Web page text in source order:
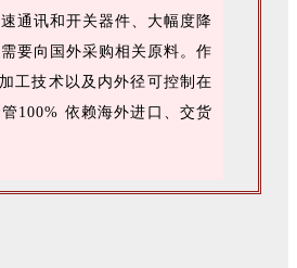
通讯和开关器件、大幅度降
要向国外采购相关原料。作
工技术以及内外径可控制在
100% 依赖海外进口、交货